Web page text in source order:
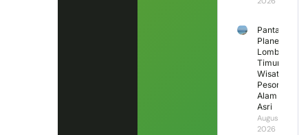
Pantai
Planet
Lombok
Timur,
Wisata
Pesona
Alam
Asri
August 1,
2026